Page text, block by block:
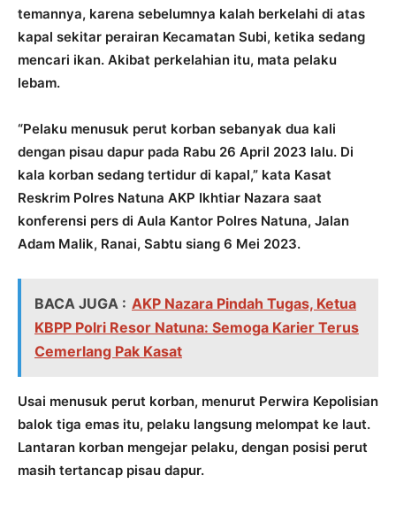
temannya, karena sebelumnya kalah berkelahi di atas
kapal sekitar perairan Kecamatan Subi, ketika sedang
mencari ikan. Akibat perkelahian itu, mata pelaku
lebam.
“Pelaku menusuk perut korban sebanyak dua kali
dengan pisau dapur pada Rabu 26 April 2023 lalu. Di
kala korban sedang tertidur di kapal,” kata Kasat
Reskrim Polres Natuna AKP Ikhtiar Nazara saat
konferensi pers di Aula Kantor Polres Natuna, Jalan
Adam Malik, Ranai, Sabtu siang 6 Mei 2023.
BACA JUGA : AKP Nazara Pindah Tugas, Ketua
KBPP Polri Resor Natuna: Semoga Karier Terus
Cemerlang Pak Kasat
Usai menusuk perut korban, menurut Perwira Kepolisian
balok tiga emas itu, pelaku langsung melompat ke laut.
Lantaran korban mengejar pelaku, dengan posisi perut
masih tertancap pisau dapur.